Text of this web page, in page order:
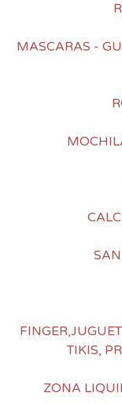
MASCARAS -
TIKIS,
ZONA